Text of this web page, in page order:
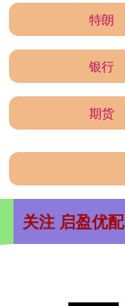
特朗
银行
期货
关注 启盈优配